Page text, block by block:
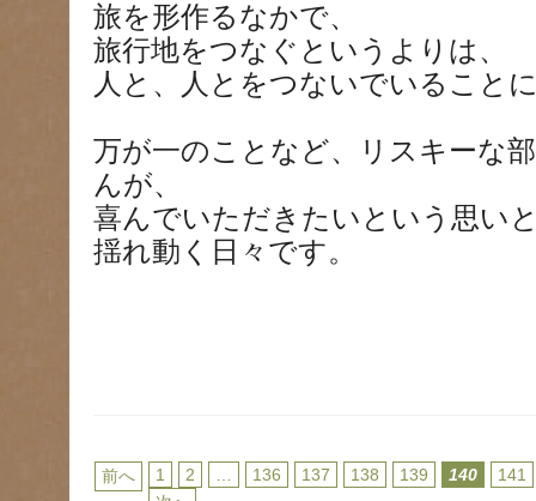
旅を形作るなかで、
旅行地をつなぐというよりは、
人と、人とをつないでいること
万が一のことなど、リスキーな
んが、
喜んでいただきたいという思い
揺れ動く日々です。
前へ 1 2 136 137 138 139 140
141